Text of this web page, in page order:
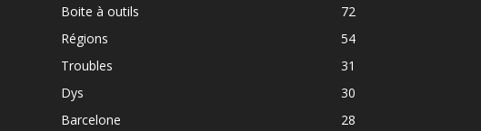
Boite à outils
72
Régions
54
Troubles
31
Dys
30
Barcelone
28